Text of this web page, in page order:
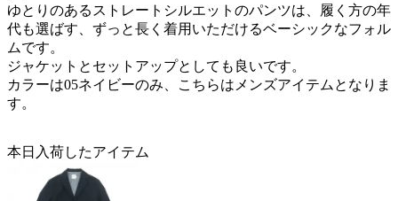
ゆとりのあるストレートシルエットのパンツは、履く方の年
代も選ばす、ずっと長く着用いただけるベーシックなフォル
ムです。
ジャケットとセットアップとしても良いです。
カラーは05ネイビーのみ、こちらはメンズアイテムとなりま
す。
本日入荷したアイテム